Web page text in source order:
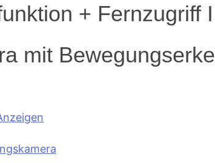
+ Fernzugriff
mit